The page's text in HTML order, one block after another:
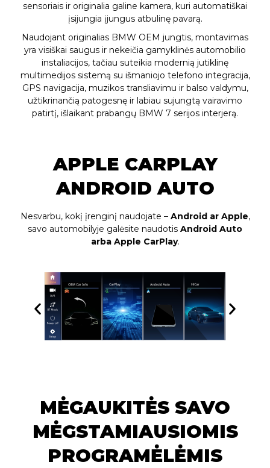
sensoriais ir originalia galine kamera, kuri automatiškai
įsijungia įjungus atbulinę pavarą.
Naudojant originalias BMW OEM jungtis, montavimas
yra visiškai saugus ir nekeičia gamyklinės automobilio
instaliacijos, tačiau suteikia modernią jutiklinę
multimedijos sistemą su išmaniojo telefono integracija,
GPS navigacija, muzikos transliavimu ir balso valdymu,
užtikrinančią patogesnę ir labiau sujungtą vairavimo
patirtį, išlaikant prabangų BMW 7 serijos interjerą.
APPLE CARPLAY
ANDROID AUTO
Nesvarbu, kokį įrenginį naudojate – Android ar Apple,
savo automobilyje galėsite naudotis Android Auto
arba Apple CarPlay.
MĖGAUKITĖS SAVO
MĖGSTAMIAUSIOMIS
PROGRAMĖLĖMIS